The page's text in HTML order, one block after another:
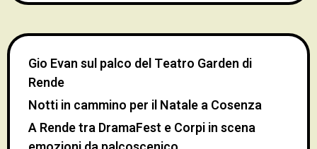
Gio Evan sul palco del Teatro Garden di
Rende
Notti in cammino per il Natale a Cosenza
A Rende tra DramaFest e Corpi in scena